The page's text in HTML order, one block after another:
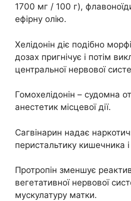
1700 мг / 100 г),
ефірну олію.
Хелідонін діє подібно
дозах пригнічує і потім
центральної нервової
Гомохелідонін – судомна
анестетик місцевої дії.
Сагвінарин надає
перистальтику кишечника
Протропін зменшує
вегетативної нервової
мускулатуру матки.